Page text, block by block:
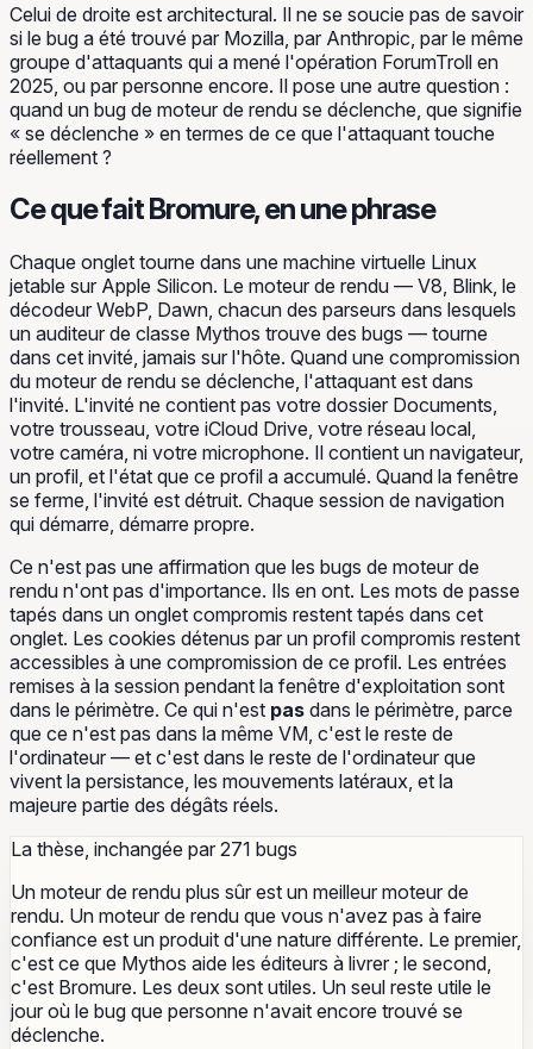
Celui de droite est architectural. Il ne se soucie pas de savoir
si le bug a été trouvé par Mozilla, par Anthropic, par le même
groupe d'attaquants qui a mené l'opération ForumTroll en
2025, ou par personne encore. Il pose une autre question :
quand un bug de moteur de rendu se déclenche, que signifie
« se déclenche » en termes de ce que l'attaquant touche
réellement ?
Ce que fait Bromure, en une phrase
Chaque onglet tourne dans une machine virtuelle Linux
jetable sur Apple Silicon. Le moteur de rendu — V8, Blink, le
décodeur WebP, Dawn, chacun des parseurs dans lesquels
un auditeur de classe Mythos trouve des bugs — tourne
dans cet invité, jamais sur l'hôte. Quand une compromission
du moteur de rendu se déclenche, l'attaquant est dans
l'invité. L'invité ne contient pas votre dossier Documents,
votre trousseau, votre iCloud Drive, votre réseau local,
votre caméra, ni votre microphone. Il contient un navigateur,
un profil, et l'état que ce profil a accumulé. Quand la fenêtre
se ferme, l'invité est détruit. Chaque session de navigation
qui démarre, démarre propre.
Ce n'est pas une affirmation que les bugs de moteur de
rendu n'ont pas d'importance. Ils en ont. Les mots de passe
tapés dans un onglet compromis restent tapés dans cet
onglet. Les cookies détenus par un profil compromis restent
accessibles à une compromission de ce profil. Les entrées
remises à la session pendant la fenêtre d'exploitation sont
dans le périmètre. Ce qui n'est pas dans le périmètre, parce
que ce n'est pas dans la même VM, c'est le reste de
l'ordinateur — et c'est dans le reste de l'ordinateur que
vivent la persistance, les mouvements latéraux, et la
majeure partie des dégâts réels.
La thèse, inchangée par 271 bugs
Un moteur de rendu plus sûr est un meilleur moteur de
rendu. Un moteur de rendu que vous n'avez pas à faire
confiance est un produit d'une nature différente. Le premier,
c'est ce que Mythos aide les éditeurs à livrer ; le second,
c'est Bromure. Les deux sont utiles. Un seul reste utile le
jour où le bug que personne n'avait encore trouvé se
déclenche.